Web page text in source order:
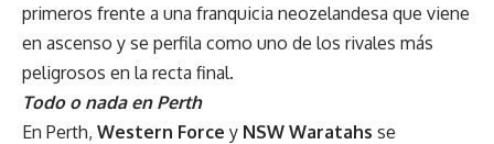
primeros frente a una franquicia neozelandesa que viene
en ascenso y se perfila como uno de los rivales más
peligrosos en la recta final.
Todo o nada en Perth
En Perth, Western Force y NSW Waratahs se